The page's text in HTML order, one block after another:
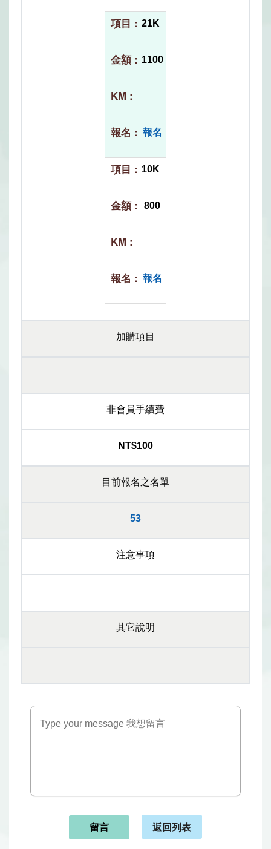
21K
1100
報名
10K
800
報名
加購項目
非會員手續費
NT$100
目前報名之名單
53
注意事項
其它說明
留言 返回列表